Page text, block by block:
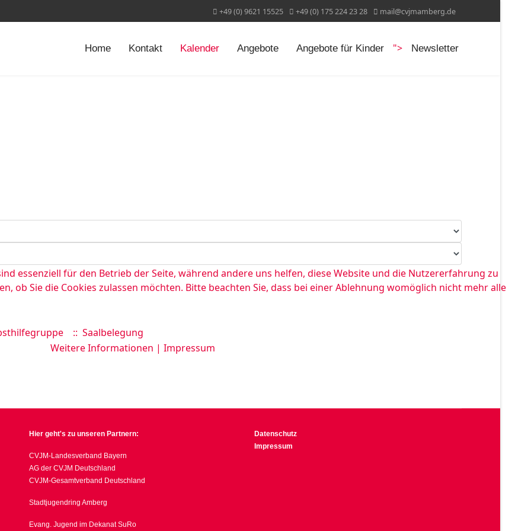
+49 (0) 9621 15525 +49 (0) 175 224 23 28 mail@cvjmamberg.de
Home Kontakt Kalender Angebote Angebote für Kinder "> Newsletter
:: Saalbelegung
Hier geht's zu unseren Partnern:
CVJM-Landesverband Bayern
AG der CVJM Deutschland
CVJM-Gesamtverband Deutschland
Stadtjugendring Amberg
Evang. Jugend im Dekanat SuRo
Datenschutz
Impressum
essenziell für den Betrieb der Seite, während andere uns helfen, diese Website und die Nutzererfahrung zu
ob Sie die Cookies zulassen möchten. Bitte beachten Sie, dass bei einer Ablehnung womöglich nicht mehr alle
Weitere Informationen | Impressum